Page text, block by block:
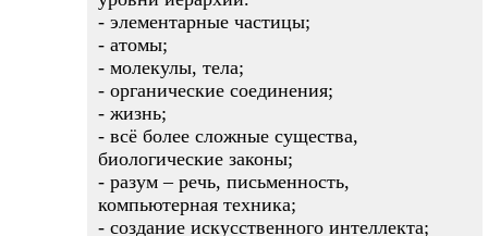
- элементарные частицы;
- атомы;
- молекулы, тела;
- органические соединения;
- жизнь;
- всё более сложные существа,
биологические законы;
- разум – речь, письменность,
компьютерная техника;
- создание искусственного интеллекта;